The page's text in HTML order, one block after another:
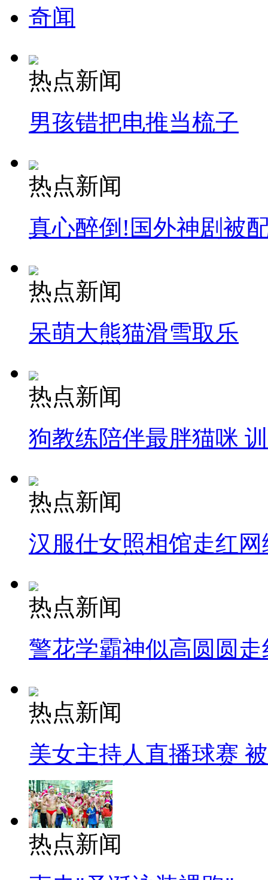
消防员救轻生者
纽约上演“枕头大战”
司机酒驾遇交警 急速倒车逃窜
奇闻
热点新闻
男孩错把电推当梳子
热点新闻
真心醉倒!国外神剧被
热点新闻
呆萌大熊猫滑雪取乐
热点新闻
狗教练陪伴最胖猫咪
热点新闻
汉服仕女照相馆走红网
热点新闻
警花学霸神似高圆圆走
热点新闻
美女主持人直播球赛
热点新闻